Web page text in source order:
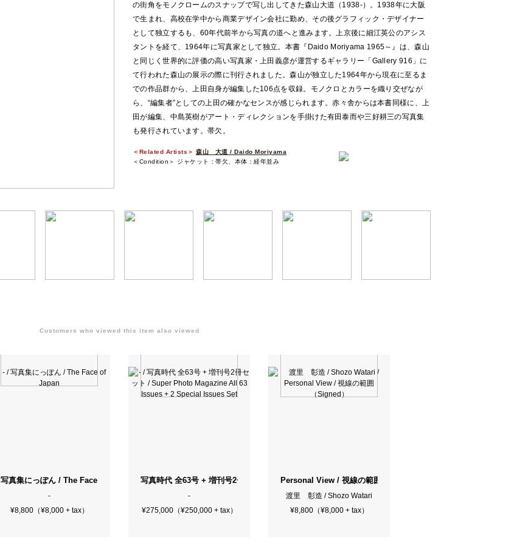
の街角をモノクロームのスナップで写し出してきた森山大道（1938-）。1938年に大阪
で生まれ、高校在学中から商業デザイン会社に勤め、その後グラフィック・デザイナー
として独立するも、60年代前半から写真の道へと進みます。上京後に細江英公のアシス
タントを経て、1964年に写真家として独立。本書『Daido Moriyama 1965～』は、森山
と同じく世界的に評価の高い写真家・上田義彦が運営するギャラリー「Gallery 916」に
て行われた森山の展示の際に刊行されました。森山が独立した1964年から現在に至るま
での作品群から、上田自身が編集した106点を収録。モノクロとカラーを織り交ぜなが
ら、“編集者”としての上田の確かなセンスが感じられます。赤々舎からは本書同様に、上
田が編集、中島英樹がアート・ディレクションを手掛けた有田泰而や三好耕三の写真集
も発行されています。帯欠。
＜Related Artists＞ 森山 大道 / Daido Moriyama
＜Condition＞ ジャケット：帯欠、本体：経年並み
Customers who viewed this item also viewed
写真集にっぽん / The Face of Japan
-
¥8,800（¥8,000 + tax）
写真時代 全63号 + 増刊号2冊セット / Super Photo Magazine All 63 Issues + 2 Special Issues Set
-
¥275,000（¥250,000 + tax）
Personal View / 視線の範囲（Signed）
渡里 彰造 / Shozo Watari
¥8,800（¥8,000 + tax）